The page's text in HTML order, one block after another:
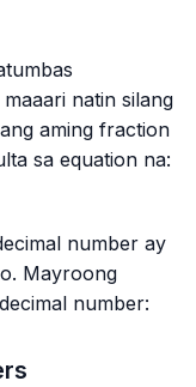
maaari natin silang
aming fraction
sa equation na:
number ay
Mayroong
number: